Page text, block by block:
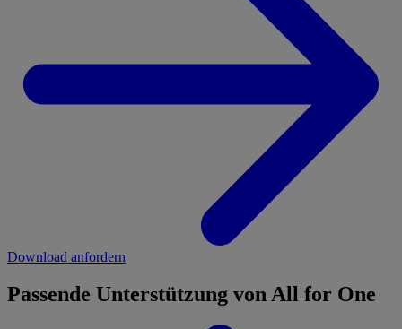
Download anfordern
Passende Unterstützung von All for One